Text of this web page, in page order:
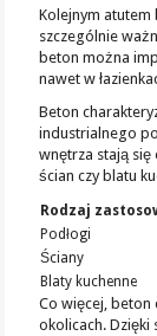
Kolejnym
szczególnie
beton można
nawet w
Beton
industrialnego
wnętrza stają się
ścian czy blatu
Rodzaj
Podłogi
Ściany
Blaty kuchenne
Co więcej, beton
okolicach. Dzięki